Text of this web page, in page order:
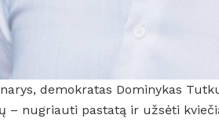
narys, demokratas Dominykas
– nugriauti pastatą ir užsėti